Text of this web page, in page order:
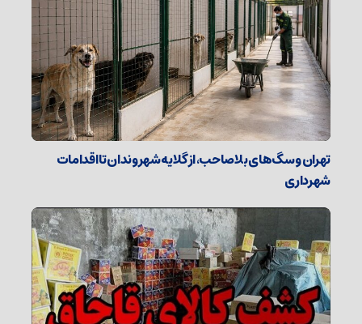
تهران و سگ‌های بلاصاحب، از گلایه شهروندان تا اقدامات
شهرداری